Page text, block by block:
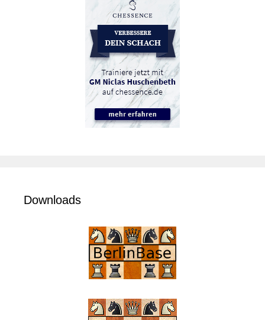
Downloads